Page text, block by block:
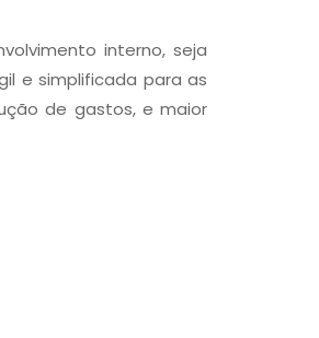
interno, seja
e simplificada para as
de gastos, e maior